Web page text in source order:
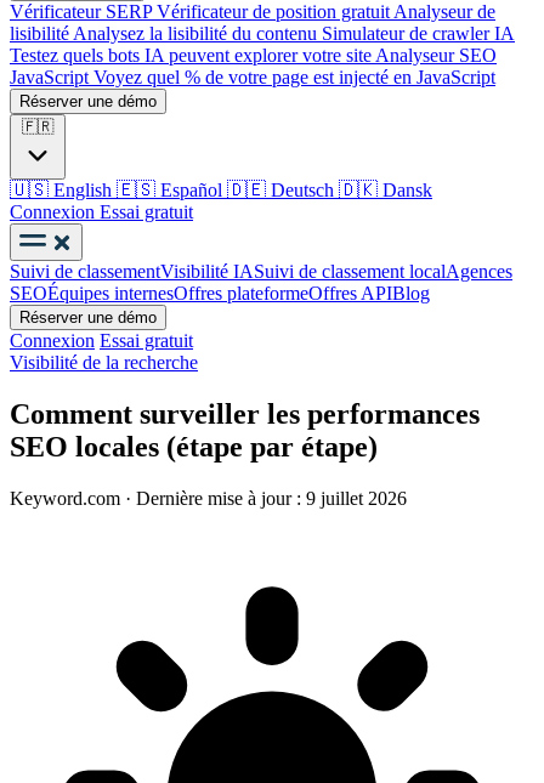
Vérificateur SERPVérificateur de position gratuit Analyseur de
lisibilité Analysez la lisibilité du contenu Simulateur de crawler IA
Testez quels bots IA peuvent explorer votre site Analyseur SEO
JavaScript Voyez quel % de votre page est injecté en JavaScript
Réserver une démo
🇫🇷
🇺🇸 English 🇪🇸 Español 🇩🇪 Deutsch 🇩🇰 Dansk
Connexion Essai gratuit
Suivi de classementVisibilité IASuivi de classement localAgences
SEOÉquipes internesOffres plateformeOffres APIBlog
Réserver une démo
Connexion Essai gratuit
Visibilité de la recherche
Comment surveiller les performances
SEO locales (étape par étape)
Keyword.com · Dernière mise à jour : 9 juillet 2026